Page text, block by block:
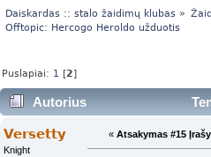
Daiskardas :: stalo žaidimų klubas »
Offtopic: Hercogo Heroldo užduotis
Puslapiai: 1 [2]
Autorius
Heroldo užduotis (Skaityta
Versetty
Knight
« Atsakymas #15